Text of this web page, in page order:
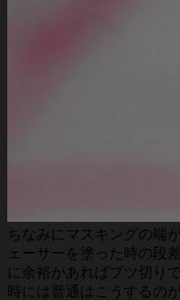
ちなみにマスキングの端
ェーサーを塗った時の段
に余裕があればブツ切り
時には普通はこうするの